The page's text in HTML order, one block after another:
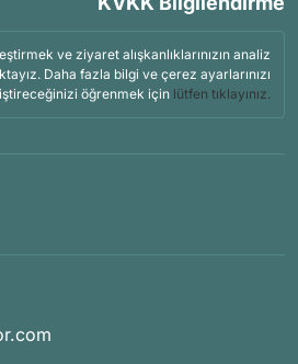
ve ziyaret alışkanlıklarınızın analiz
Daha fazla bilgi ve çerez ayarlarınızı
öğrenmek için lütfen tıklayınız.